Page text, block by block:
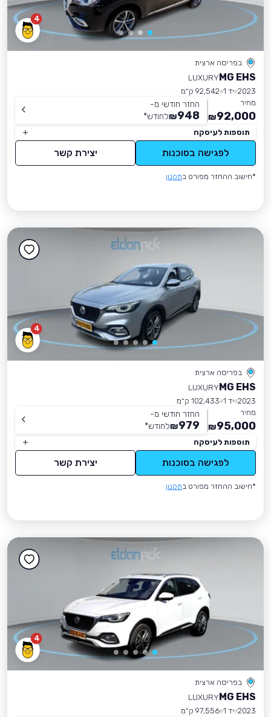
4
בפריסה ארצית
MG EHS
LUXURY
2023 יד 1
92,542 ק״מ
מחיר
92,000
₪
החזר חודשי מ-
948
₪לחודש*
תוספות לעיסקה
לפגישה בסוכנות יצירת קשר
*חישוב ההחזר מפורט בתקנון
4
בפריסה ארצית
MG EHS
LUXURY
2023 יד 1
102,433 ק״מ
מחיר
95,000
₪
החזר חודשי מ-
979
₪לחודש*
תוספות לעיסקה
לפגישה בסוכנות יצירת קשר
*חישוב ההחזר מפורט בתקנון
4
בפריסה ארצית
MG EHS
LUXURY
2023 יד 1
97,556 ק״מ